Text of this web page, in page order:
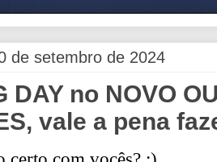
de setembro de 2024
DAY no NOVO
vale a pena